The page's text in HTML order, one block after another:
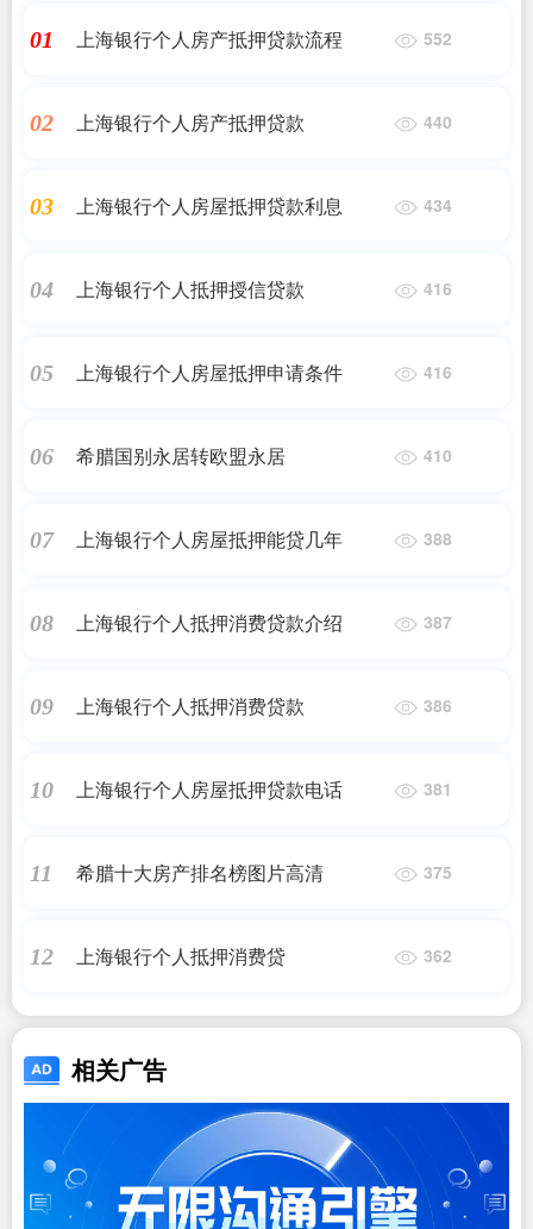
01 上海银行个人房产抵押贷款流程 552
02 上海银行个人房产抵押贷款 440
03 上海银行个人房屋抵押贷款利息 434
04 上海银行个人抵押授信贷款 416
05 上海银行个人房屋抵押申请条件 416
06 希腊国别永居转欧盟永居 410
07 上海银行个人房屋抵押能贷几年 388
08 上海银行个人抵押消费贷款介绍 387
09 上海银行个人抵押消费贷款 386
10 上海银行个人房屋抵押贷款电话 381
11 希腊十大房产排名榜图片高清 375
12 上海银行个人抵押消费贷 362
相关广告